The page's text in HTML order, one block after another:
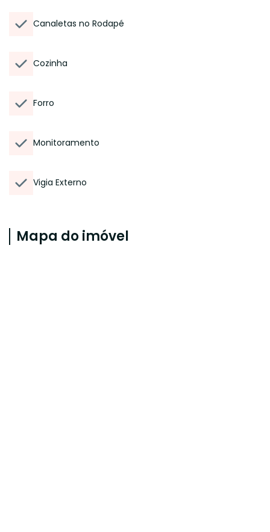
Canaletas no Rodapé
Cozinha
Forro
Monitoramento
Vigia Externo
Mapa do imóvel